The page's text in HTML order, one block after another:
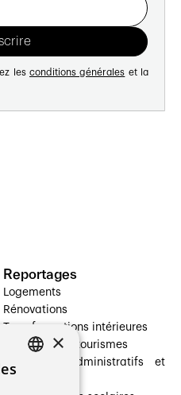
les conditions générales et la
Reportages
Logements
Rénovations
Transformations intérieures
Hôtelleries et tourismes
Bâtiments administratifs et
×